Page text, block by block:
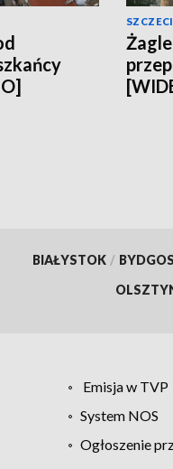
BIAŁYSTOK /
Emisja w TVP
System NOS
Ogłoszenie